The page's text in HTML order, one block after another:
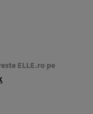
ELLE.ro pe